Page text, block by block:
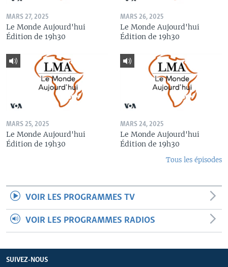
MARS 27, 2025
Le Monde Aujourd'hui
Édition de 19h30
MARS 26, 2025
Le Monde Aujourd'hui
Édition de 19h30
MARS 25, 2025
Le Monde Aujourd'hui
Édition de 19h30
MARS 24, 2025
Le Monde Aujourd'hui
Édition de 19h30
Tous les épisodes
VOIR LES PROGRAMMES TV
VOIR LES PROGRAMMES RADIOS
SUIVEZ-NOUS